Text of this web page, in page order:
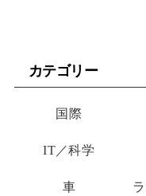
カテゴリー
国際
IT／科学
車